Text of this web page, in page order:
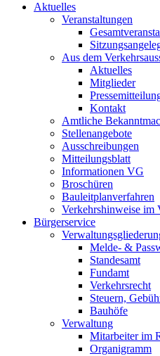
Aktuelles
Veranstaltungen
Aus dem
Aktuelles
Mitglieder
Kontakt
Amtliche
Stellenangebote
Ausschreibungen
Mitteilungsblatt
Informationen VG
Broschüren
Bauleitplanverfahren
Verkehrshinweise im
Bürgerservice
Melde- &
Standesamt
Fundamt
Verkehrsrecht
Steuern,
Bauhöfe
Verwaltung
Mitarbeiter im
Organigramm